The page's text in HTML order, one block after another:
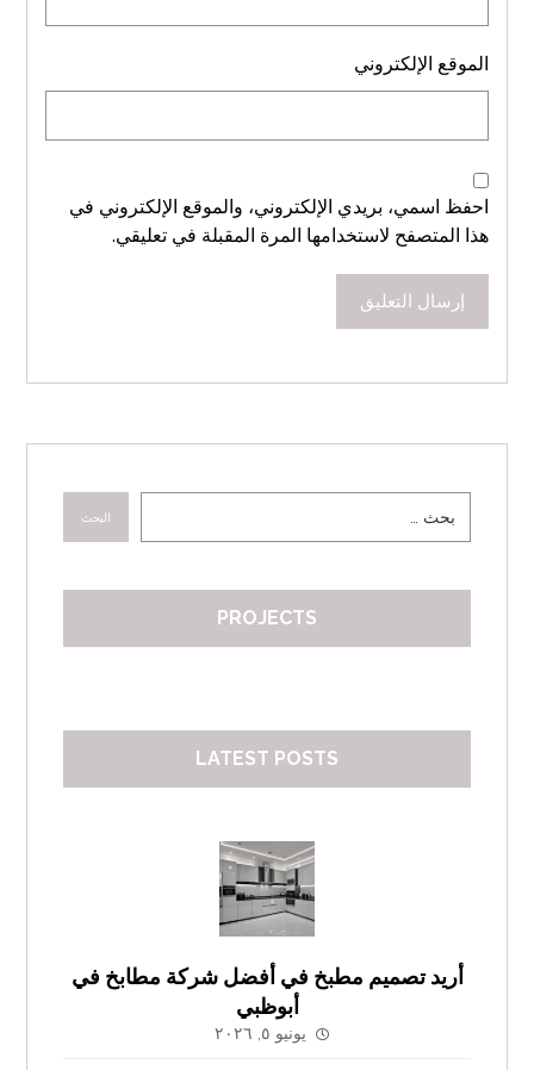
الموقع الإلكتروني
احفظ اسمي، بريدي الإلكتروني، والموقع الإلكتروني في
هذا المتصفح لاستخدامها المرة المقبلة في تعليقي.
إرسال التعليق
البحث
PROJECTS
LATEST POSTS
أريد تصميم مطبخ في أفضل شركة مطابخ في
أبوظبي
يونيو ٥, ٢٠٢٦